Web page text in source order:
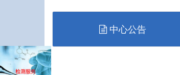
中心公告